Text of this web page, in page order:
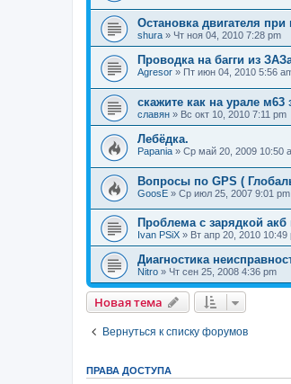
Остановка двигателя
shura » Чт ноя 04, 2010 7:28 pm
Проводка на багги из
Agresor » Пт июн 04, 2010 5:56
скажите как на урале м63
славян » Вс окт 10, 2010 7:11 pm
Лебёдка.
Papania » Ср май 20, 2009 10:50
Вопросы по GPS (
GoosE » Ср июл 25, 2007 9:01 pm
Проблема с зарядкой акб
Ivan PSiX » Вт апр 20, 2010 10:49
Диагностика
Nitro » Чт сен 25, 2008 4:36 pm
Новая тема
Вернуться к списку форумов
ПРАВА ДОСТУПА